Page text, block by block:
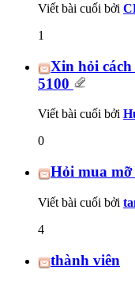
Viết bài cuối bởi
1
Xin hỏi
5100
Viết bài cuối bởi
0
Hỏi mua
Viết bài cuối bởi
4
thành viên